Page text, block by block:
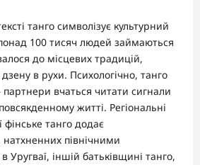
танго символізує культурний
100 тисяч людей займаються
до місцевих традицій,
в рухи. Психологічно, танго
вчаться читати сигнали
житті. Регіональні
фінське танго додає
північними
Уругваї, іншій батьківщині танго,